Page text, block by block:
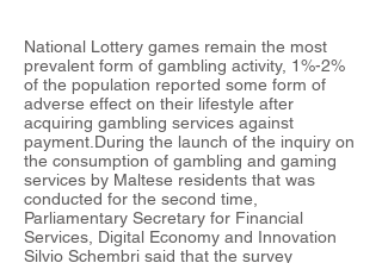
National Lottery games remain the most
prevalent form of gambling activity, 1%-2%
of the population reported some form of
adverse effect on their lifestyle after
acquiring gambling services against
payment.During the launch of the inquiry on
the consumption of gambling and gaming
services by Maltese residents that was
conducted for the second time,
Parliamentary Secretary for Financial
Services, Digital Economy and Innovation
Silvio Schembri said that the survey